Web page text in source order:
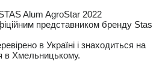
Alum AgroStar 2022
представником бренду Stas
в Україні і знаходиться на
в Хмельницькому.